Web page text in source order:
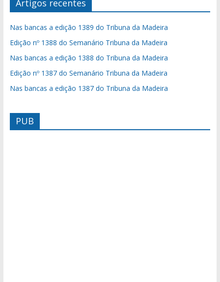
Artigos recentes
Nas bancas a edição 1389 do Tribuna da Madeira
Edição nº 1388 do Semanário Tribuna da Madeira
Nas bancas a edição 1388 do Tribuna da Madeira
Edição nº 1387 do Semanário Tribuna da Madeira
Nas bancas a edição 1387 do Tribuna da Madeira
PUB